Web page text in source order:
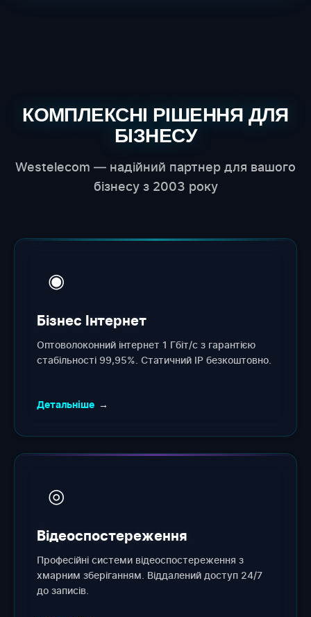
КОМПЛЕКСНІ РІШЕННЯ ДЛЯ
БІЗНЕСУ
Westelecom — надійний партнер для вашого
бізнесу з 2003 року
◉
Бізнес Інтернет
Оптоволоконний інтернет 1 Гбіт/с з гарантією
стабільності 99,95%. Статичний IP безкоштовно.
Детальніше →
◎
Відеоспостереження
Професійні системи відеоспостереження з
хмарним зберіганням. Віддалений доступ 24/7
до записів.